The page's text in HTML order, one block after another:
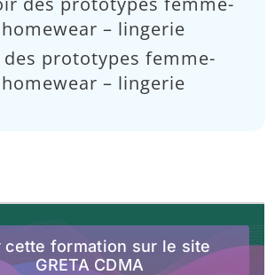
– lingerie
des prototypes femme-
– lingerie
cette formation sur le site
GRETA CDMA